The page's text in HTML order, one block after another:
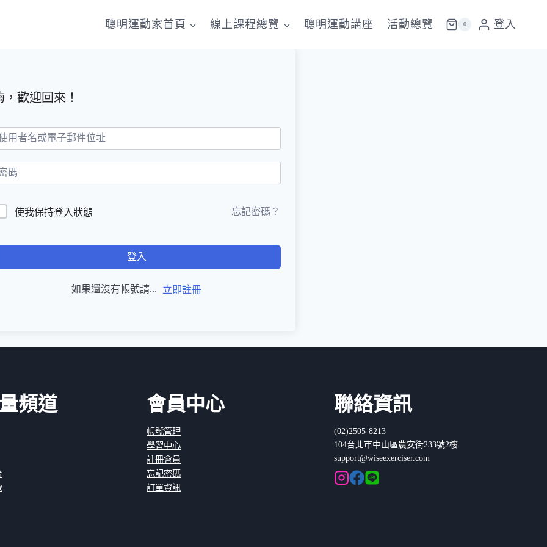
聰明運動家首頁 線上課程總覽 聰明運動講座 活動總覽 0 登入
，歡迎回來！
使我保持登入狀態 忘記密碼？
登入
如果還沒有帳號請... 立即註冊
頻道 會員中心
帳號管理
學習中心
註冊會員
忘記密碼
訂單資訊
聯絡資訊
(02)2505-8213
104台北市中山區農安街233號2樓
support@wiseexerciser.com